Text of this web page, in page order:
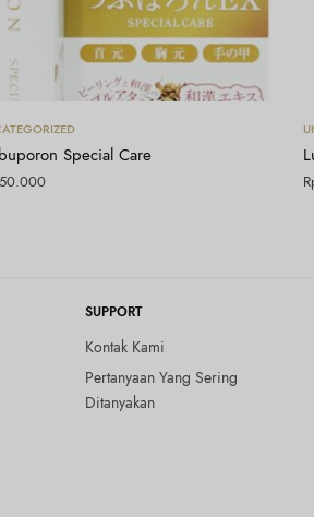
Tambah ke keranjang
Special Care
SUPPORT
Kontak Kami
Pertanyaan Yang Sering
Ditanyakan